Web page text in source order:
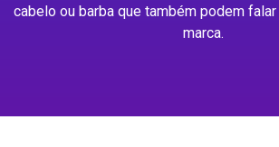
cabelo ou barba que também podem
marca.